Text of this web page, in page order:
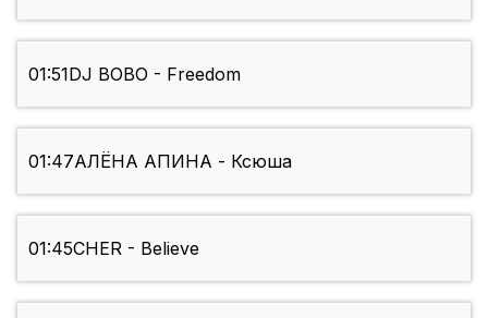
01:51DJ BOBO - Freedom
01:47АЛЁНА АПИНА - Ксюша
01:45CHER - Believe